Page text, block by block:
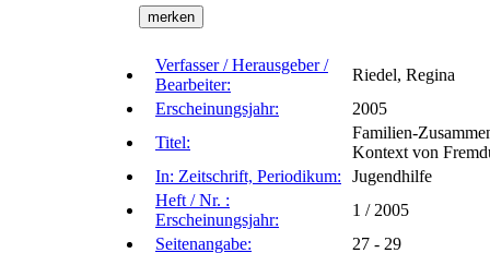
Verfasser / Herausgeber /
Bearbeiter:
Riedel, Regina
Erscheinungsjahr:
2005
Titel:
Familien-
Kontext von
In: Zeitschrift, Periodikum:
Jugendhilfe
Heft / Nr. :
Erscheinungsjahr:
1 / 2005
Seitenangabe:
27 - 29